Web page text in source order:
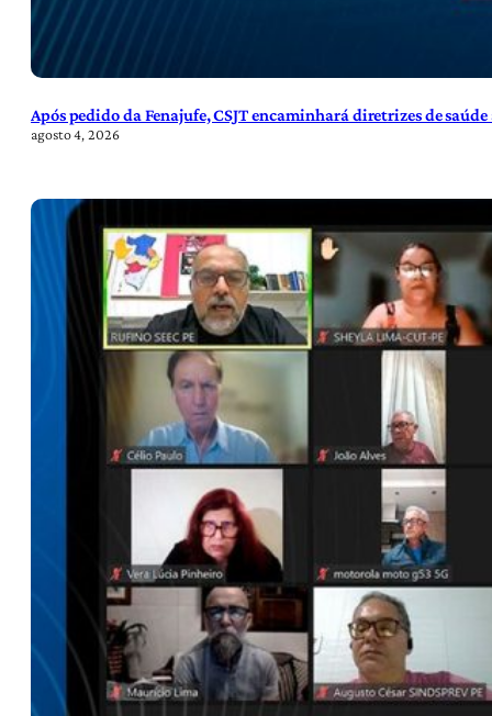
Após pedido da Fenajufe, CSJT encaminhará diretrizes de
agosto 4, 2026